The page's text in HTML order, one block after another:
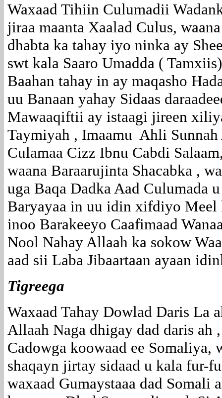
Waxaad Tihiin Culumadii
jiraa maanta Xaalad Culus,
dhabta ka tahay iyo ninka ay
swt kala Saaro Umadda (
Baahan tahay in ay maqasho
uu Banaan yahay Sidaas
Mawaaqiftii ay istaagi jireen
Taymiyah , Imaamu Ahli
Culamaa Cizz Ibnu Cabdi
waana Baraarujinta Shacabka ,
uga Baqa Dadka Aad Culumada
Baryayaa in uu idin xifdiyo Meel
inoo Barakeeyo Caafimaad
Nool Nahay Allaah ka sokow
aad sii Laba Jibaartaan ayaan
Tigreega
Waxaad Tahay Dowlad Daris La
Allaah Naga dhigay dad daris ah
Cadowga koowaad ee Somaliya,
shaqayn jirtay sidaad u kala fur-
waxaad Gumaystaaa dad Somali